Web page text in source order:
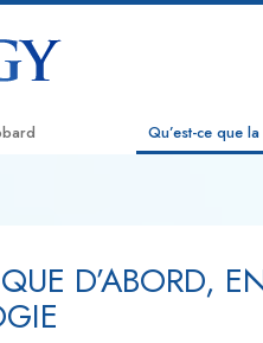
Qu’est-ce que
Les
D’ABORD,